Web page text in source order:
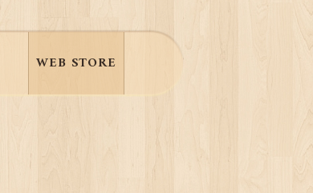
WEB STORE